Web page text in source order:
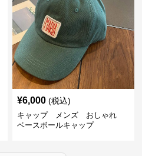
¥6,000 (税込)
キャップ メンズ おしゃれ
ベースボールキャップ